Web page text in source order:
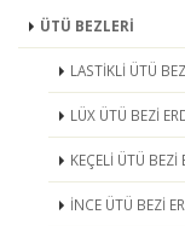
ÜTÜ BEZLERİ
LASTİKLİ ÜTÜ
LÜX ÜTÜ BEZİ
KEÇELİ ÜTÜ BEZİ
İNCE ÜTÜ BEZİ